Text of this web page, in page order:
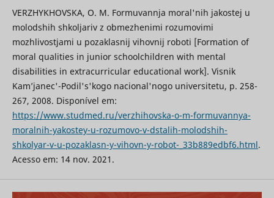
VERZHYKHOVSKA, O. M. Formuvannja moral'nih jakostej u
molodshih shkoljarіv z obmezhenimi rozumovimi
mozhlivostjami u pozaklasnіj vihovnіj robotі [Formation of
moral qualities in junior schoolchildren with mental
disabilities in extracurricular educational work]. Vіsnik
Kam’janec'-Podіl's'kogo nacіonal'nogo unіversitetu, p. 258-
267, 2008. Disponível em:
https://www.studmed.ru/verzhihovska-o-m-formuvannya-
moralnih-yakostey-u-rozumovo-v-dstalih-molodshih-
shkolyar-v-u-pozaklasn-y-vihovn-y-robot-_33b889edbf6.html.
Acesso em: 14 nov. 2021.